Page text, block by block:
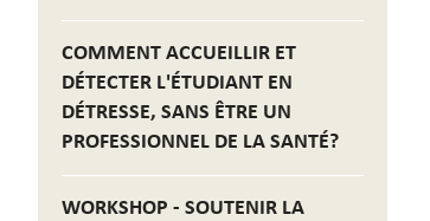
COMMENT ACCUEILLIR ET
DÉTECTER L'ÉTUDIANT EN
DÉTRESSE, SANS ÊTRE UN
PROFESSIONNEL DE LA SANTÉ?
WORKSHOP - SOUTENIR LA